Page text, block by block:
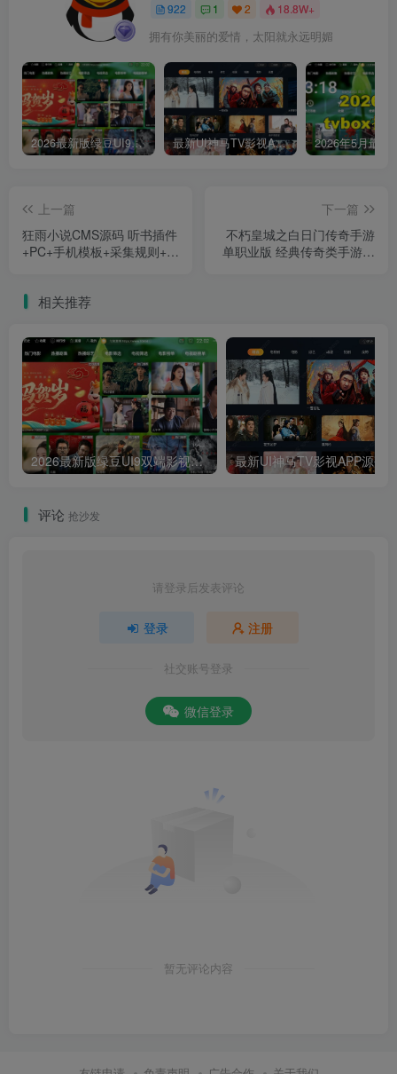
922 1 2 18.8W+
拥有你美丽的爱情，太阳就永远明媚
2026最新版绿豆UI9双端影视APP源码 最新UI神马TV影视APP源码 乐檬影视苹果CMS后台 包含前后端源码
上一篇
狂雨小说CMS源码 听书插件
+PC+手机模板+采集规则+单
说网站源码
下一篇
不朽皇城之白日门传奇手游
单职业版 经典传奇类手游源
相关推荐
2026最新版绿豆UI9双端影视APP源码
评论 抢沙发
请登录后发表评论
登录 注册
社交账号登录
微信登录
暂无评论内容